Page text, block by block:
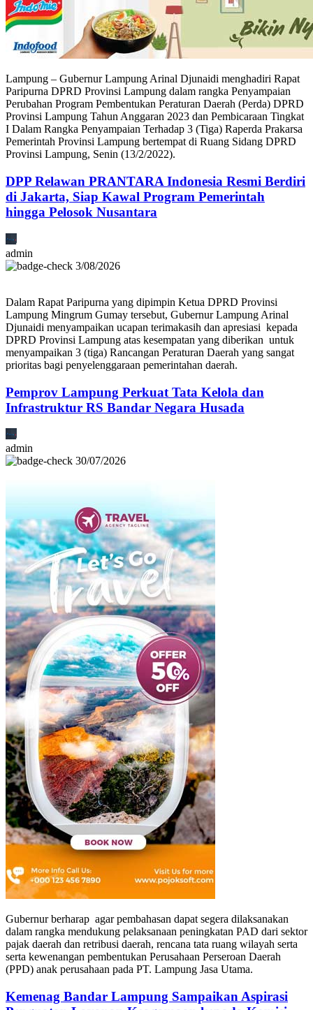
Lampung – Gubernur Lampung Arinal Djunaidi menghadiri Rapat
Paripurna DPRD Provinsi Lampung dalam rangka Penyampaian
Perubahan Program Pembentukan Peraturan Daerah (Perda) DPRD
Provinsi Lampung Tahun Anggaran 2023 dan Pembicaraan Tingkat
I Dalam Rangka Penyampaian Terhadap 3 (Tiga) Raperda Prakarsa
Pemerintah Provinsi Lampung bertempat di Ruang Sidang DPRD
Provinsi Lampung, Senin (13/2/2022).
DPP Relawan PRANTARA Indonesia Resmi Berdiri
di Jakarta, Siap Kawal Program Pemerintah
hingga Pelosok Nusantara
admin
3/08/2026
Dalam Rapat Paripurna yang dipimpin Ketua DPRD Provinsi
Lampung Mingrum Gumay tersebut, Gubernur Lampung Arinal
Djunaidi menyampaikan ucapan terimakasih dan apresiasi kepada
DPRD Provinsi Lampung atas kesempatan yang diberikan untuk
menyampaikan 3 (tiga) Rancangan Peraturan Daerah yang sangat
prioritas bagi penyelenggaraan pemerintahan daerah.
Pemprov Lampung Perkuat Tata Kelola dan
Infrastruktur RS Bandar Negara Husada
admin
30/07/2026
Gubernur berharap agar pembahasan dapat segera dilaksanakan
dalam rangka mendukung pelaksanaan peningkatan PAD dari sektor
pajak daerah dan retribusi daerah, rencana tata ruang wilayah serta
serta kewenangan pembentukan Perusahaan Perseroan Daerah
(PPD) anak perusahaan pada PT. Lampung Jasa Utama.
Kemenag Bandar Lampung Sampaikan Aspirasi